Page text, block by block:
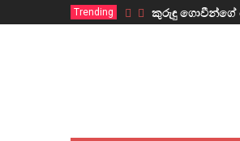
Trending කුරුඳු ගොවීන්ගේ